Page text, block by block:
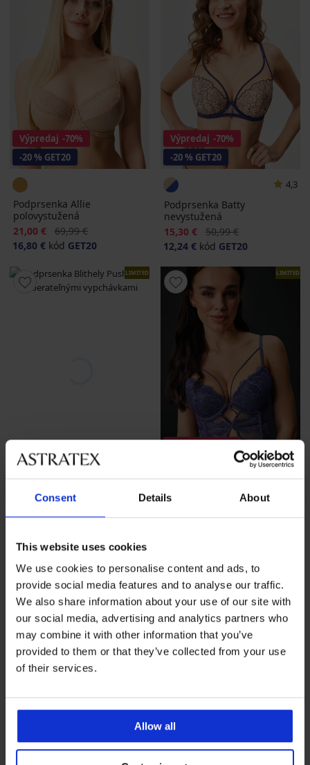
Consent Details About
This website uses cookies
We use cookies to personalise content and ads, to
provide social media features and to analyse our traffic.
We also share information about your use of our site with
our social media, advertising and analytics partners who
may combine it with other information that you’ve
provided to them or that they’ve collected from your use
of their services.
Allow all
Výpredaj -70%
-20 % GET20
Podprsenka Allie
polovystužená
Zľava
21,00 € Pôvodná cena
69,99 €
16,80 € kód GET20
Výpredaj -70%
-20 % GET20
4,3
Podprsenka Batty
nevystužená
Zľava
15,30 € Pôvodná cena
50,99 €
12,24 € kód GET20
LIMITED
Výpredaj -70%
s vyberateľnými vypchá...
LIMITED
Push-Up